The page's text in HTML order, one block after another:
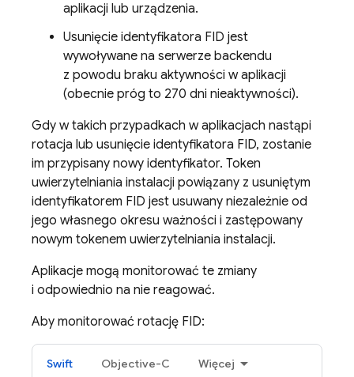
aplikacji lub urządzenia.
Usunięcie identyfikatora FID jest
wywoływane na serwerze backendu
z powodu braku aktywności w aplikacji
(obecnie próg to 270 dni nieaktywności).
Gdy w takich przypadkach w aplikacjach nastąpi
rotacja lub usunięcie identyfikatora FID, zostanie
im przypisany nowy identyfikator. Token
uwierzytelniania instalacji powiązany z usuniętym
identyfikatorem FID jest usuwany niezależnie od
jego własnego okresu ważności i zastępowany
nowym tokenem uwierzytelniania instalacji.
Aplikacje mogą monitorować te zmiany
i odpowiednio na nie reagować.
Aby monitorować rotację FID:
Swift Objective-C Więcej